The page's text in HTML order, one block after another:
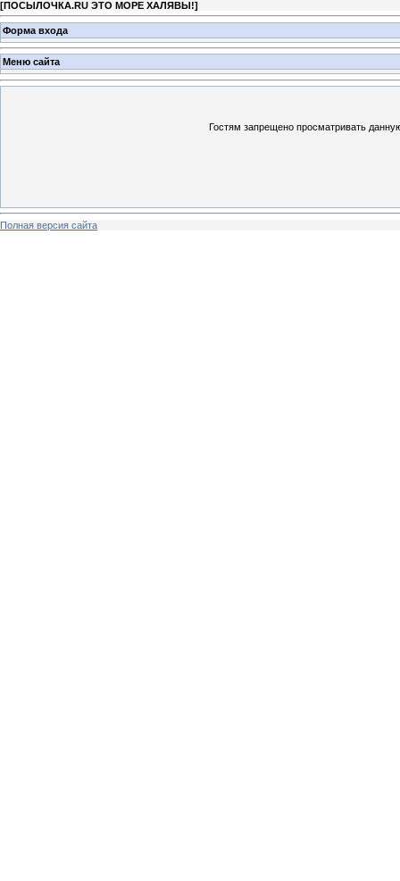
[ПОСЫЛОЧКА.RU ЭТО МОРЕ ХАЛЯВЫ!]
Форма входа
Меню сайта
Гостям запрещено просматривать
Полная версия сайта